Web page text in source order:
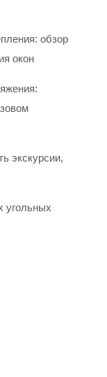
обзор
окон
экскурсии,
угольных